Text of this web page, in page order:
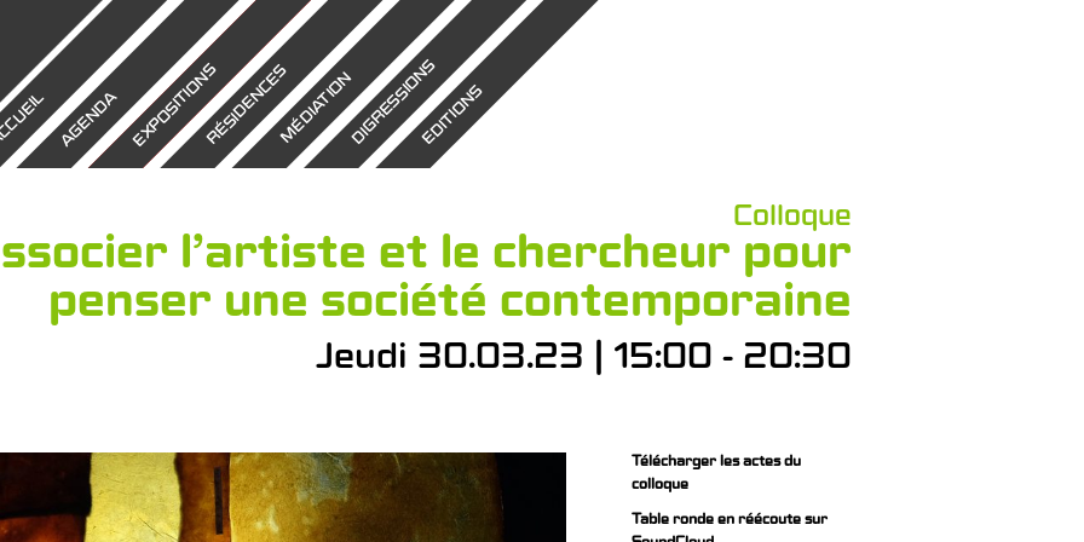
AGENDAEXPOSITIONSRÉSIDENCESMÉDIATIONDIGRESSIONSEDITIONS
Colloque
l’artiste et le chercheur pour
penser une société contemporaine
Jeudi 30.03.23 | 15:00 - 20:30
Télécharger les actes du
colloque
Table ronde en réécoute sur